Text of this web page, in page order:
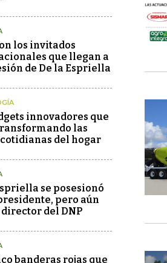
los invitados
que llegan a
de De la Espriella
innovadores que
las
del hogar
se posesionó
pero aún
director del DNP
banderas rojas que